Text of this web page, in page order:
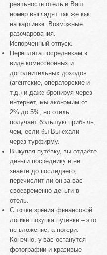
реальности отель и Ваш
номер выглядят так же как
на картинке. Возможные
разочарования.
Испорченный отпуск.
Переплата посредникам в
виде комиссионных и
дополнительных доходов
(агентские, операторские и
т.д.) и даже бронируя через
интернет, мы экономим от
2% до 5%, но отель
получает большую прибыль,
чем, если бы Вы ехали
через турфирму.
Выкупая путёвку, вы отдаёте
деньги посреднику и не
знаете до последнего,
перечислит ли он за вас
своевременно деньги в
отель.
С точки зрения финансовой
логики покупка путёвки – это
не вложение, а потери.
Конечно, у вас останутся
фотографии и красивые